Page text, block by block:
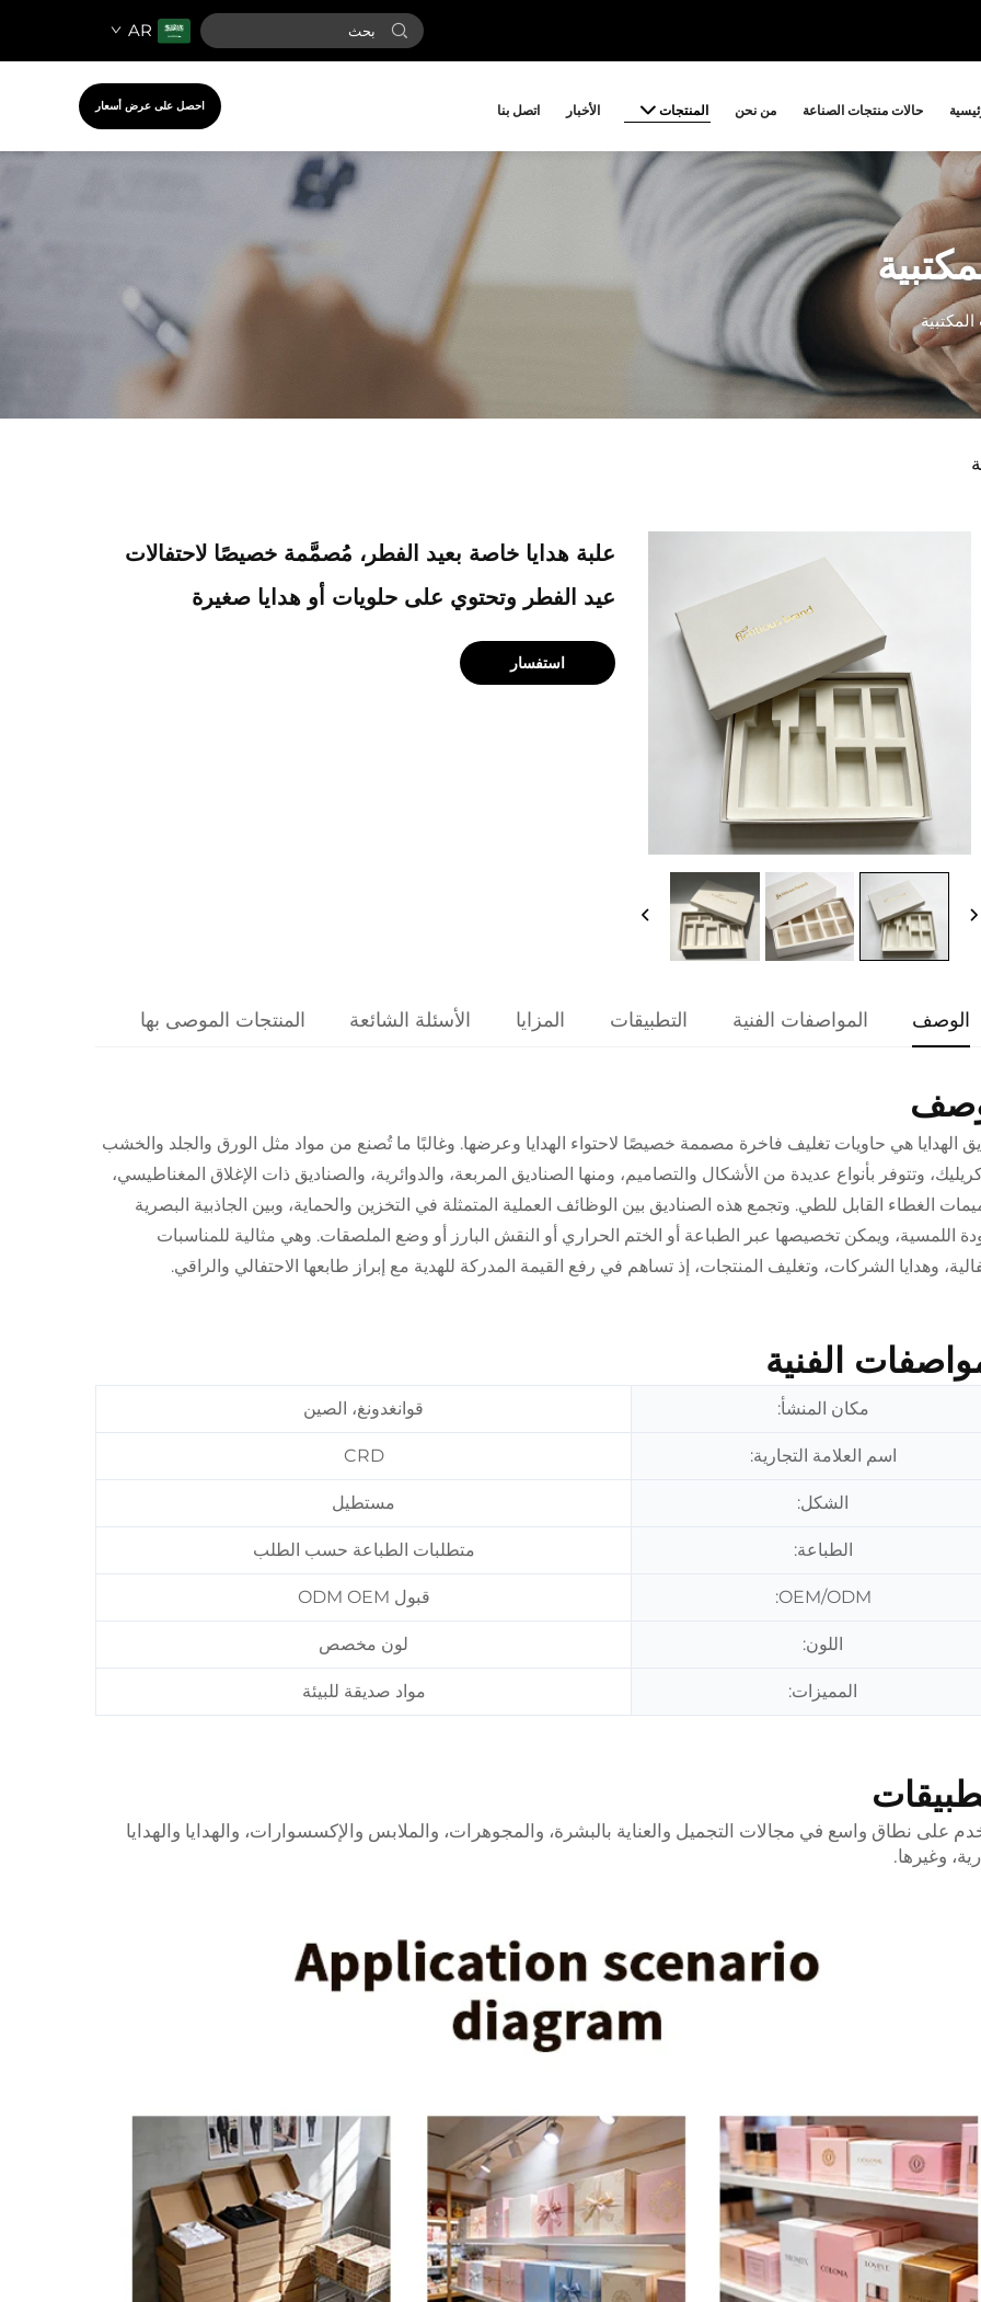
AR
حالات منتجات الصناعة من نحن المنتجات الأخبار اتصل بنا احصل على عرض أسعار
علبة هدايا خاصة بعيد الفطر، مُصمَّمة خصيصًا لاحتفالات
عيد الفطر وتحتوي على حلويات أو هدايا صغيرة
استفسار
الوصف المواصفات الفنية التطبيقات المزايا الأسئلة الشائعة المنتجات الموصى بها
الهدايا هي حاويات تغليف فاخرة مصممة خصيصًا لاحتواء الهدايا وعرضها. وغالبًا ما تُصنع من مواد مثل الورق والجلد والخشب
وتتوفر بأنواع عديدة من الأشكال والتصاميم، ومنها الصناديق المربعة، والدوائرية، والصناديق ذات الإغلاق المغناطيسي،
الغطاء القابل للطي. وتجمع هذه الصناديق بين الوظائف العملية المتمثلة في التخزين والحماية، وبين الجاذبية البصرية
اللمسية، ويمكن تخصيصها عبر الطباعة أو الختم الحراري أو النقش البارز أو وضع الملصقات. وهي مثالية للمناسبات
وهدايا الشركات، وتغليف المنتجات، إذ تساهم في رفع القيمة المدركة للهدية مع إبراز طابعها الاحتفالي والراقي.
الفنية
مكان المنشأ: قوانغدونغ، الصين
اسم العلامة التجارية: CRD
الشكل: مستطيل
الطباعة: متطلبات الطباعة حسب الطلب
OEM/ODM: قبول ODM OEM
اللون: لون مخصص
المميزات: مواد صديقة للبيئة
على نطاق واسع في مجالات التجميل والعناية بالبشرة، والمجوهرات، والملابس والإكسسوارات، والهدايا والهدايا
وغيرها.